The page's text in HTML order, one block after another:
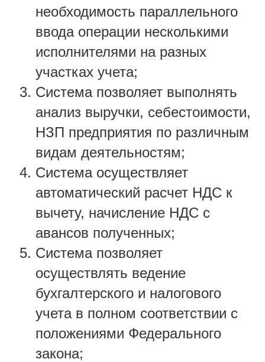
необходимость параллельного
ввода операции несколькими
исполнителями на разных
участках учета;
Система позволяет выполнять
анализ выручки, себестоимости,
НЗП предприятия по различным
видам деятельностям;
Система осуществляет
автоматический расчет НДС к
вычету, начисление НДС с
авансов полученных;
Система позволяет
осуществлять ведение
бухгалтерского и налогового
учета в полном соответствии с
положениями Федерального
закона;